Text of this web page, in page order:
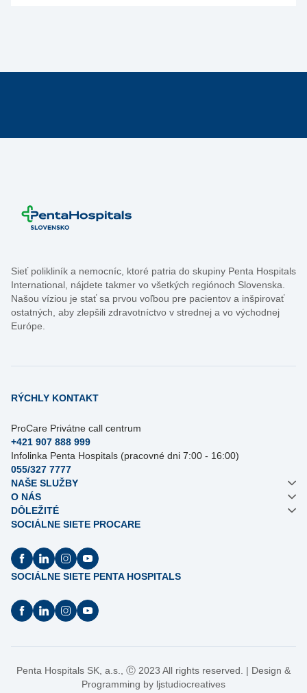
Sieť polikliník a nemocníc, ktoré patria do skupiny Penta Hospitals
International, nájdete takmer vo všetkých regiónoch Slovenska.
Našou víziou je stať sa prvou voľbou pre pacientov a inšpirovať
ostatných, aby zlepšili zdravotníctvo v strednej a vo východnej
Európe.
RÝCHLY KONTAKT
ProCare Privátne call centrum
+421 907 888 999
Infolinka Penta Hospitals (pracovné dni 7:00 - 16:00)
055/327 7777
NAŠE SLUŽBY
O NÁS
DÔLEŽITÉ
SOCIÁLNE SIETE PROCARE
SOCIÁLNE SIETE PENTA HOSPITALS
Penta Hospitals SK, a.s., Ⓒ 2023 All rights reserved. | Design &
Programming by ljstudiocreatives